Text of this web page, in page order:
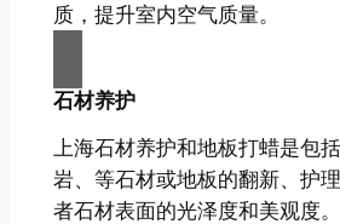
质，提升室内空气质量。
石材养护
上海石材养护和地板打蜡是包
岩、等石材或地板的翻新、护
者石材表面的光泽度和美观度。